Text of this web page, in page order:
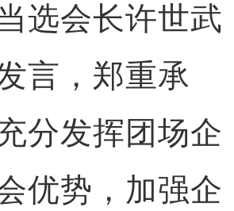
选会长许世武
言，郑重承
分发挥团场企
优势，加强企